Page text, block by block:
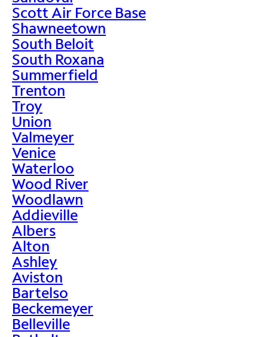
Scott Air Force Base
Shawneetown
South Beloit
South Roxana
Summerfield
Trenton
Troy
Union
Valmeyer
Venice
Waterloo
Wood River
Woodlawn
Addieville
Albers
Alton
Ashley
Aviston
Bartelso
Beckemeyer
Belleville